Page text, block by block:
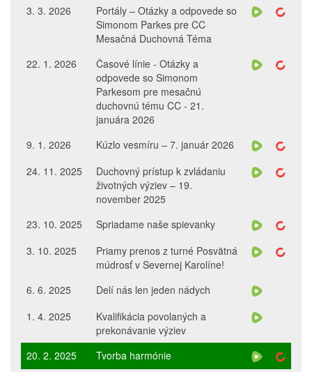
3. 3. 2026
Portály – Otázky a odpovede so
Simonom Parkes pre CC
Mesačná Duchovná Téma
22. 1. 2026
Časové línie - Otázky a
odpovede so Simonom
Parkesom pre mesačnú
duchovnú tému CC - 21.
januára 2026
9. 1. 2026
Kúzlo vesmíru – 7. január 2026
24. 11. 2025
Duchovný prístup k zvládaniu
životných výziev – 19.
november 2025
23. 10. 2025
Spriadame naše spievanky
3. 10. 2025
Priamy prenos z turné Posvätná
múdrosť v Severnej Karolíne!
6. 6. 2025
Delí nás len jeden nádych
1. 4. 2025
Kvalifikácia povolaných a
prekonávanie výziev
20. 2. 2025
Tvorba harmónie